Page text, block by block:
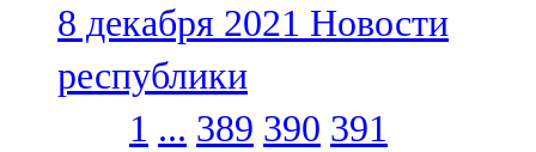
8 декабря 2021 Новости
республики
1 ... 389 390 391